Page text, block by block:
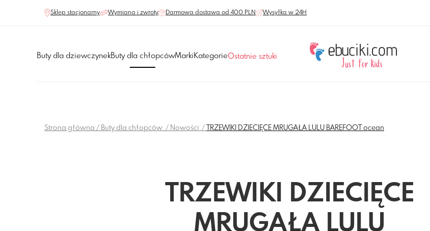
Sklep stacjonarny Wymiana i zwroty Darmowa dostawa od 400 PLN Wysyłka w 24H
Buty dla dziewczynekButy dla chłopcówMarkiKategorieOstatnie sztuki
Strona główna Buty dla chłopców Nowości TRZEWIKI DZIECIĘCE MRUGAŁA LULU BAREFOOT ocean
TRZEWIKI DZIECIĘCE
MRUGAŁA LULU